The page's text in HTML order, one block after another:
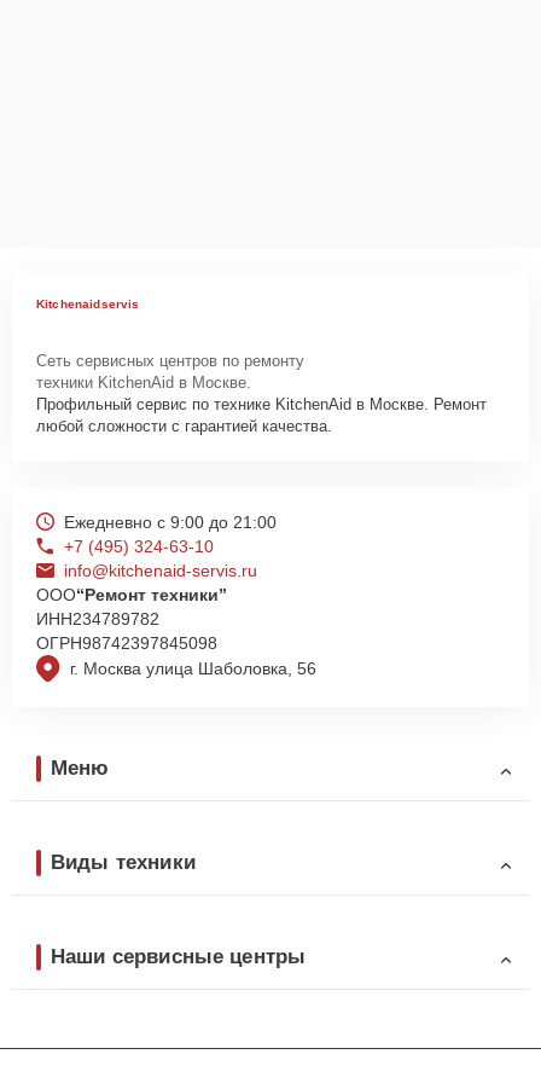
Kitchenaidservis
Сеть сервисных центров по ремонту
техники KitchenAid в Москве.
Профильный сервис по технике KitchenAid в Москве. Ремонт
любой сложности с гарантией качества.
г. Москва улица Шаболовка, 56
Ежедневно с 9:00 до 21:00
+7 (495) 324-63-10
info@kitchenaid-servis.ru
ООО“Ремонт техники”
ИНН234789782
ОГРН98742397845098
Меню
Виды техники
Наши сервисные центры